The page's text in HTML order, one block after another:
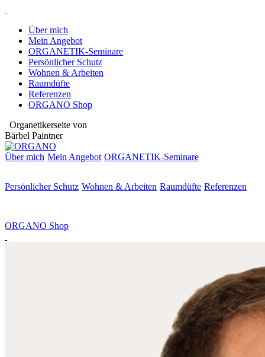
Über mich
Mein Angebot
ORGANETIK-Seminare
Persönlicher Schutz
Wohnen & Arbeiten
Raumdüfte
Referenzen
ORGANO Shop
Organetikerseite von
Bärbel Paintner
Über mich Mein Angebot ORGANETIK-Seminare
Persönlicher Schutz Wohnen & Arbeiten Raumdüfte Referenzen
ORGANO Shop